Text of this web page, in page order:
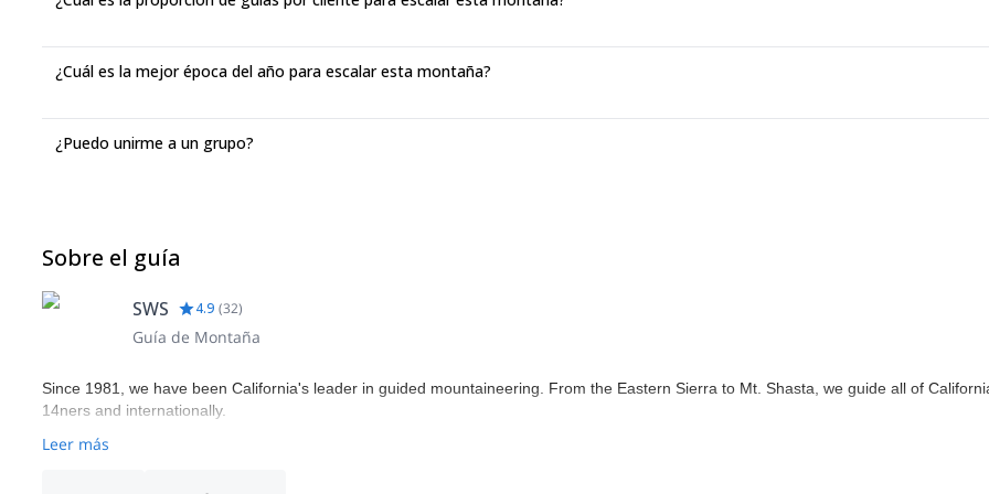
¿Cuál es la mejor época del año para escalar esta montaña?
¿Puedo unirme a un grupo?
Sobre el guía
SWS 4.9 (32)
Guía de Montaña
Since 1981, we have been California's leader in guided mountaineering. From the Eastern Sierra to Mt. Shasta, we guide all of
14ners and internationally.
Leer más